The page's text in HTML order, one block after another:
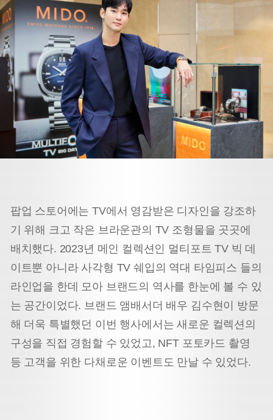
팝업 스토어에는 TV에서 영감받은 디자인을 강조하
기 위해 크고 작은 브라운관의 TV 조형물을 곳곳에
배치했다. 2023년 메인 컬렉션인 멀티포트 TV 빅 데
이트뿐 아니라 사각형 TV 쉐입의 역대 타임피스 들의
라인업을 한데 모아 브랜드의 역사를 한눈에 볼 수 있
는 공간이었다. 브랜드 앰배서더 배우 김수현이 방문
해 더욱 특별했던 이번 행사에서는 새로운 컬렉션의
구성을 직접 경험할 수 있었고, NFT 포토카드 촬영
등 고객을 위한 다채로운 이벤트도 만날 수 있었다.